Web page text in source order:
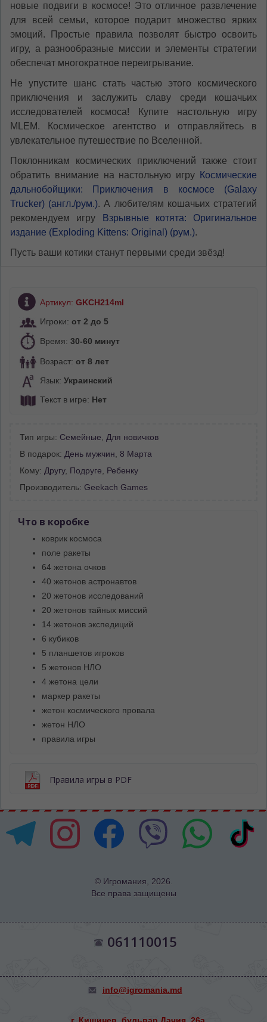
новые подвиги в космосе! Это отличное развлечение
для всей семьи, которое подарит множество ярких
эмоций. Простые правила позволят быстро освоить
игру, а разнообразные миссии и элементы стратегии
обеспечат многократное переигрывание.
Не упустите шанс стать частью этого космического
приключения и заслужить славу среди кошачьих
исследователей космоса! Купите настольную игру
MLEM. Космическое агентство и отправляйтесь в
увлекательное путешествие по Вселенной.
Поклонникам космических приключений также стоит
обратить внимание на настольную игру
Космические
дальнобойщики: Приключения в космосе (Galaxy
Trucker) (англ./рум.). А любителям кошачьих стратегий
рекомендуем игру
Взрывные котята: Оригинальное
издание (Exploding Kittens: Original) (рум.).
Пусть ваши котики станут первыми среди звёзд!
Артикул: GKCH214ml
Игроки: от 2 до 5
Время: 30-60 минут
Возраст: от 8 лет
Язык: Украинский
Текст в игре: Нет
Тип игры: Семейные
Для новичков
В подарок: День мужчин 8 Марта
Кому: Другу, Подруге
Ребенку
Производитель: Geekach Games
Что в коробке
коврик космоса
поле ракеты
64 жетона очков
40 жетонов астронавтов
20 жетонов исследований
20 жетонов тайных миссий
14 жетонов экспедиций
6 кубиков
5 планшетов игроков
5 жетонов НЛО
4 жетона цели
маркер ракеты
жетон космического провала
жетон НЛО
правила игры
Правила игры в PDF
© Игромания, 2026.
Все права защищены
061110015
info@igromania.md